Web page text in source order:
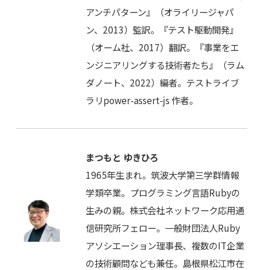
アンチパターン』（オライリージャパ
ン、2013）監訳。『テスト駆動開発』
（オーム社、2017）翻訳。『事業をエ
ンジニアリングする技術者たち』（ラム
ダノート、2022）編者。テストライブ
ラリpower-assert-js 作者。
まつもと ゆきひろ
1965年生まれ。筑波大学第三学群情報
学類卒業。プログラミング言語Rubyの
生みの親。株式会社ネットワーク応用通
信研究所フェロー。一般財団法人Ruby
アソシエーション理事長、複数のIT企業
の技術顧問なども兼任。島根県松江市在